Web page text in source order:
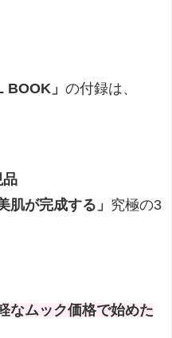
BOOK」 の付録は、
品
肌が完成する」 究極の3
なムック価格で始めた